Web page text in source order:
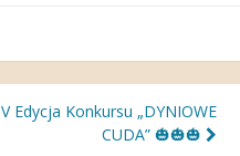
V Edycja Konkursu „DYNIOWE
CUDA” 🎃🎃🎃